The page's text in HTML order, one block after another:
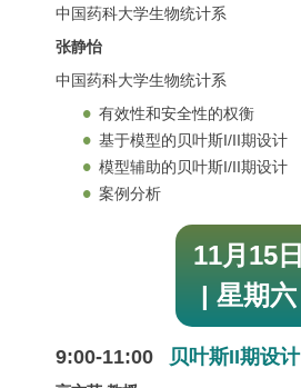
中国药科大学生物统计系
张静怡
中国药科大学生物统计系
有效性和安全性的权衡
基于模型的贝叶斯I/II期设计
模型辅助的贝叶斯I/II期设计
案例分析
11月15日
| 星期六
9:00-11:00 贝叶斯II期设计